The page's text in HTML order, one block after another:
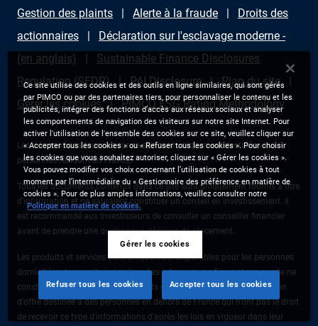
Gestion des plaints
Alerte à la fraude
Droits des
actionnaires
Déclaration sur l'esclavage moderne -
(en anglais)
Sustainable Finance Disclosures
Regulation (SFDR)
PAI Disclosure
Plan du site
Gérer les cookies
PIMCO ESG Rating Methodology
Les informations fournies sur ce site sont uniquement destinées aux
personnes résidant en France.
Tous les documents contenus dans ce site sont uniquement fournis à titre
d’information et ne sauraient constituer un conseil en investissement. Il
est recommandé aux investisseurs de consulter un conseiller financier
avant de prendre une quelconque décision de placement.
Les produits et services sont uniquement disponibles pour les personnes
domiciliées dans cette juridiction. Les informations figurant sur ce site ne
constituent pas une offre de produits ou de services ni une sollicitation
d'offre destinée à des personnes en dehors de France qui n'ont pas le droit
de recevoir ce type d'informations d'après les lois en vigueur dans leur
Ce site utilise des cookies et des outils en ligne similaires, qui sont gérés
par PIMCO ou par des partenaires tiers, pour personnaliser le contenu et les
publicités, intégrer des fonctions d’accès aux réseaux sociaux et analyser
les comportements de navigation des visiteurs sur notre site Internet. Pour
activer l'utilisation de l'ensemble des cookies sur ce site, veuillez cliquer sur
« Accepter tous les cookies » ou « Refuser tous les cookies ». Pour choisir
les cookies que vous souhaitez autoriser, cliquez sur « Gérer les cookies ».
Vous pouvez modifier vos choix concernant l’utilisation de cookies à tout
moment par l’intermédiaire du « Gestionnaire des préférence en matière de
cookies ». Pour de plus amples informations, veuillez consulter notre
Politique en matière de cookies.
Gérer les cookies
Refuser tous les cookies Accepter tous les cookies